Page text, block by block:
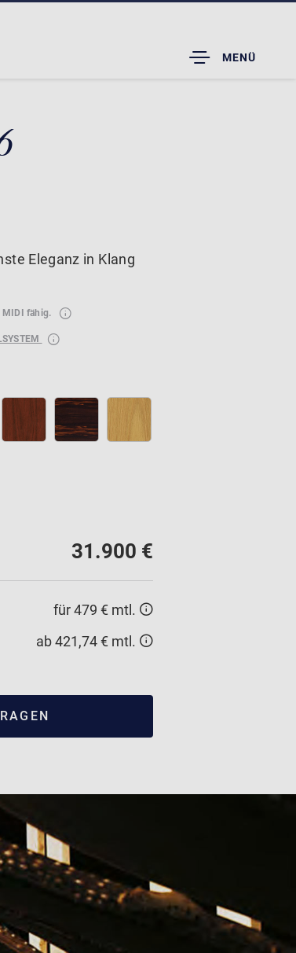
TOGGLE
DROPDOWN
MENÜ
Eleganz in Klang
MIDI fähig.
31.900 €
für 479 € mtl.
ab 421,74 € mtl.